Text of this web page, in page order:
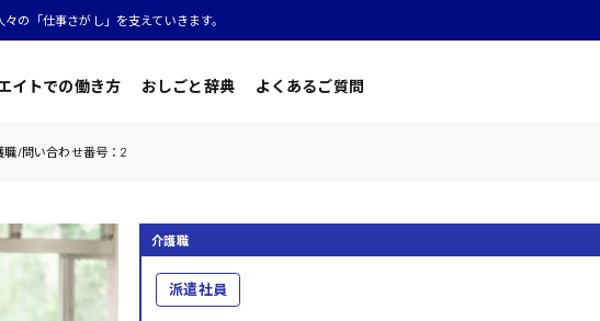
の「仕事さがし」を支えていきます。
イトでの働き方 おしごと辞典 よくあるご質問
職/問い合わせ番号：2
介護職
派遣社員